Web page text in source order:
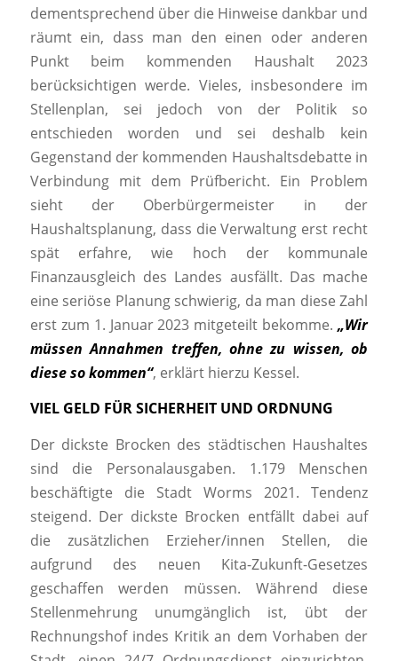
dementsprechend über die Hinweise dankbar und
räumt ein, dass man den einen oder anderen
Punkt beim kommenden Haushalt 2023
berücksichtigen werde. Vieles, insbesondere im
Stellenplan, sei jedoch von der Politik so
entschieden worden und sei deshalb kein
Gegenstand der kommenden Haushaltsdebatte in
Verbindung mit dem Prüfbericht. Ein Problem
sieht der Oberbürgermeister in der
Haushaltsplanung, dass die Verwaltung erst recht
spät erfahre, wie hoch der kommunale
Finanzausgleich des Landes ausfällt. Das mache
eine seriöse Planung schwierig, da man diese Zahl
erst zum 1. Januar 2023 mitgeteilt bekomme.„Wir
müssen Annahmen treffen, ohne zu wissen, ob
diese so kommen“, erklärt hierzu Kessel.
VIEL GELD FÜR SICHERHEIT UND ORDNUNG
Der dickste Brocken des städtischen Haushaltes
sind die Personalausgaben. 1.179 Menschen
beschäftigte die Stadt Worms 2021. Tendenz
steigend. Der dickste Brocken entfällt dabei auf
die zusätzlichen Erzieher/innen Stellen, die
aufgrund des neuen Kita-Zukunft-Gesetzes
geschaffen werden müssen. Während diese
Stellenmehrung unumgänglich ist, übt der
Rechnungshof indes Kritik an dem Vorhaben der